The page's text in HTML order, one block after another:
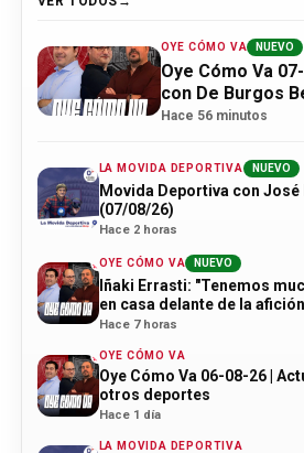
OYE CÓMO VA NUEVO
Oye Cómo Va
con De Burgos
actualidad Athletic
Hace 56 minutos
LA MOVIDA DEPORTIVA NUEVO
Movida Deportiva con
(07/08/26)
Hace 2 horas
OYE CÓMO VA NUEVO
Iñaki Errasti: "Tenemos
en casa delante de la
Hace 7 horas
OYE CÓMO VA
Oye Cómo Va 06-08-26 |
otros deportes
Hace 1 día
LA MOVIDA DEPORTIVA